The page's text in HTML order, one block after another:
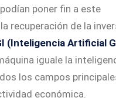
poner fin a este
recuperación de la
(Inteligencia Artificial
iguale la
los campos
económica.